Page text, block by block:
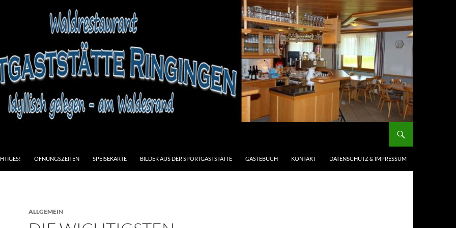
ÖFNUNGSZEITEN SPEISEKARTE BILDER AUS DER SPORTGASTSTÄTTE GÄSTEBUCH KONTAKT DATENSCHUTZ & IMPRESSUM
ALLGEMEIN